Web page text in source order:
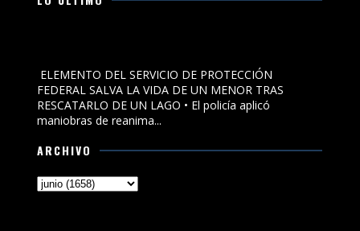
ELEMENTO DEL SERVICIO DE PROTECCIÓN
FEDERAL SALVA LA VIDA DE UN MENOR TRAS
RESCATARLO DE UN LAGO • El policía aplicó
maniobras de reanima...
ARCHIVO